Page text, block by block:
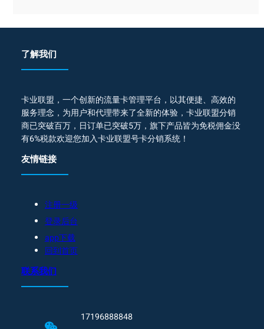
了解我们
卡业联盟，一个创新的流量卡管理平台，以其便捷、高效的
服务理念，为用户和代理带来了全新的体验，卡业联盟分销
商已突破百万，日订单已突破5万，旗下产品皆为免税佣金没
有6%税款欢迎您加入卡业联盟号卡分销系统！
友情链接
注册一级
登录后台
app下载
回到首页
联系我们
17196888848